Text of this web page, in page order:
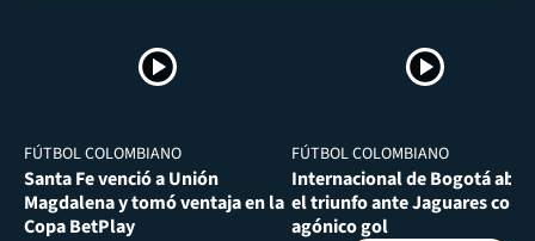
FÚTBOL COLOMBIANO
Santa Fe venció a Unión
Magdalena y tomó ventaja en la
Copa BetPlay
FÚTBOL COLOMBIANO
Internacional de Bogotá
el triunfo ante Jaguares con
agónico gol